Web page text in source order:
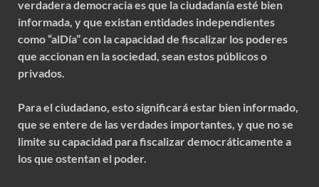
verdadera democracia es que la ciudadanía esté bien
informada, y que existan entidades independientes
como “alDía” con la capacidad de fiscalizar los poderes
que accionan en la sociedad, sean estos públicos o
privados.
Para el ciudadano, esto significará estar bien informado,
que se entere de las verdades importantes, y que no se
limite su capacidad para fiscalizar democráticamente a
los que ostentan el poder.